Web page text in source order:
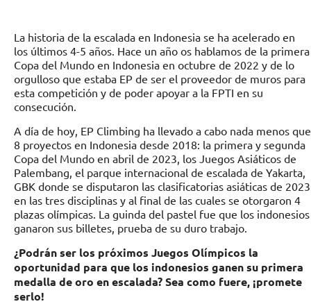
La historia de la escalada en Indonesia se ha acelerado en
los últimos 4-5 años. Hace un año os hablamos de la primera
Copa del Mundo en Indonesia en octubre de 2022 y de lo
orgulloso que estaba EP de ser el proveedor de muros para
esta competición y de poder apoyar a la FPTI en su
consecución.
A día de hoy, EP Climbing ha llevado a cabo nada menos que
8 proyectos en Indonesia desde 2018: la primera y segunda
Copa del Mundo en abril de 2023, los Juegos Asiáticos de
Palembang, el parque internacional de escalada de Yakarta,
GBK donde se disputaron las clasificatorias asiáticas de 2023
en las tres disciplinas y al final de las cuales se otorgaron 4
plazas olímpicas. La guinda del pastel fue que los indonesios
ganaron sus billetes, prueba de su duro trabajo.
¿Podrán ser los próximos Juegos Olímpicos la
oportunidad para que los indonesios ganen su primera
medalla de oro en escalada? Sea como fuere, ¡promete
serlo!